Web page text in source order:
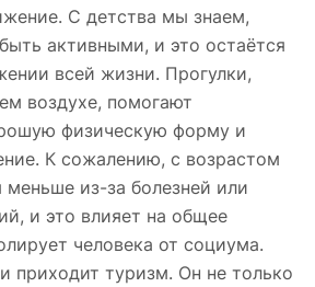
С детства мы знаем,
активными, и это остаётся
всей жизни. Прогулки,
воздухе, помогают
физическую форму и
К сожалению, с возрастом
меньше из-за болезней или
и это влияет на общее
человека от социума.
приходит туризм. Он не только